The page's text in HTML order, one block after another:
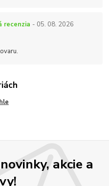
recenzia - 05. 08. 2026
akcie a